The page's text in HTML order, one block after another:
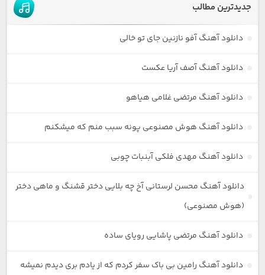
جدیدترین مطالب
دانلود آهنگ آفو نازنین جای تو خالی
دانلود آهنگ آصف آریا عکست
دانلود آهنگ مرتضی غلامی هیاهو
دانلود آهنگ هوش مصنوعی پونه سبب منم که میشکنم
دانلود آهنگ مهدی فلکی آبنبات چوبی
دانلود آهنگ محسن لرستانی آخ چه بلایی دختر قشنگ و ماهی دختر
(هوش مصنوعی)
دانلود آهنگ مرتضی پاشایی رویای ساده
دانلود آهنگ رامین بی باک سفر کردم که از یادم بری دیدم نمیشه